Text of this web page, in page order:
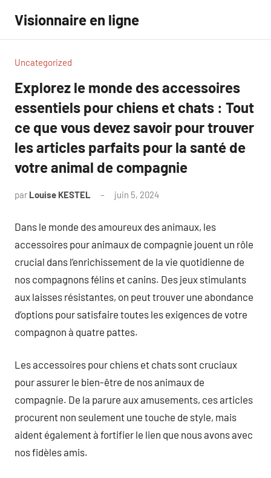
contenu
Visionnaire en ligne
Uncategorized
Explorez le monde des accessoires
essentiels pour chiens et chats : Tout
ce que vous devez savoir pour trouver
les articles parfaits pour la santé de
votre animal de compagnie
par Louise KESTEL juin 5, 2024
Dans le monde des amoureux des animaux, les
accessoires pour animaux de compagnie jouent un rôle
crucial dans l’enrichissement de la vie quotidienne de
nos compagnons félins et canins. Des jeux stimulants
aux laisses résistantes, on peut trouver une abondance
d’options pour satisfaire toutes les exigences de votre
compagnon à quatre pattes.
Les accessoires pour chiens et chats sont cruciaux
pour assurer le bien-être de nos animaux de
compagnie. De la parure aux amusements, ces articles
procurent non seulement une touche de style, mais
aident également à fortifier le lien que nous avons avec
nos fidèles amis.